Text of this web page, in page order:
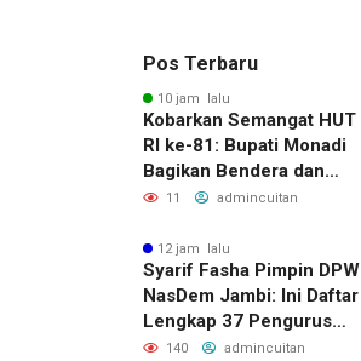
Pos Terbaru
10 jam lalu
Kobarkan Semangat HUT
RI ke-81: Bupati Monadi
Bagikan Bendera dan
Lepas Paskibraka Kerinci
11 admincuitan
12 jam lalu
Syarif Fasha Pimpin DPW
NasDem Jambi: Ini Daftar
Lengkap 37 Pengurus
Barunya
140 admincuitan